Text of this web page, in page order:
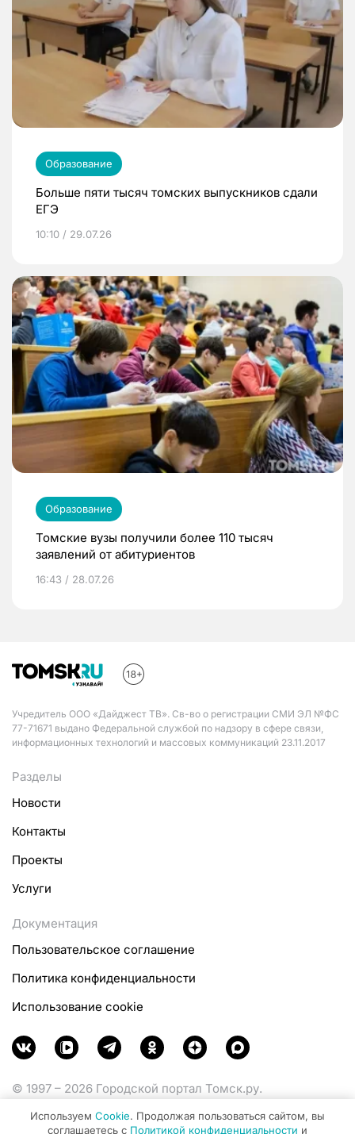
Образование
Больше пяти тысяч томских выпускников сдали
ЕГЭ
10:10 / 29.07.26
Образование
Томские вузы получили более 110 тысяч
заявлений от абитуриентов
16:43 / 28.07.26
Учредитель ООО «Дайджест ТВ». Св-во о регистрации СМИ ЭЛ №ФС
77-71671 выдано Федеральной службой по надзору в сфере связи,
информационных технологий и массовых коммуникаций 23.11.2017
Разделы
Новости
Контакты
Проекты
Услуги
Документация
Пользовательское соглашение
Политика конфиденциальности
Использование cookie
© 1997 – 2026 Городской портал Томск.ру.
Министерства цифрового развития, связи и массовых
Используем Cookie. Продолжая пользоваться сайтом, вы
соглашаетесь с Политикой конфиденциальности и